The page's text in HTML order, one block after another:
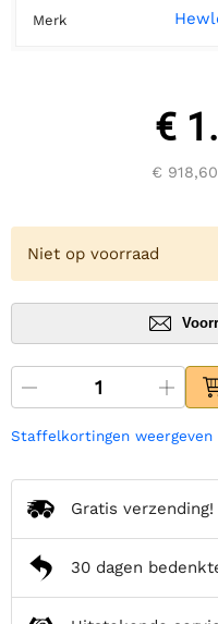
Merk
€
€ 918,60
Niet op voorraad
Staffelkortingen weergeven
Gratis verzending!
30 dagen